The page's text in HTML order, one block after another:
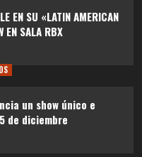
EN SU «LATIN AMERICAN
EN SALA RBX
un show único e
de diciembre